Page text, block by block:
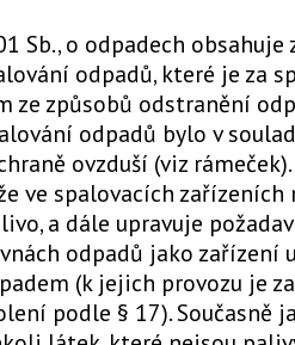
Sb., o odpadech obsahuje
odpadů, které je za
ze způsobů odstranění
odpadů bylo v
ovzduší (viz
ve spalovacích zařízeních
a dále upravuje
odpadů jako zařízení
(k jejich provozu je
podle § 17). Současně